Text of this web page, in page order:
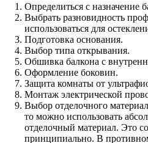
Определиться с назначение
Выбрать разновидность
использоваться для
Подготовка основания.
Выбор типа открывания.
Обшивка балкона с
Оформление боковин.
Защита комнаты от
Монтаж электрической
Выбор отделочного
то можно использовать
отделочный материал. Это
принципиально. В